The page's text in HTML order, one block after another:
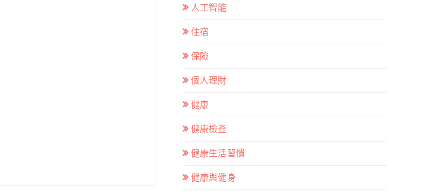
人工智能
住宿
保險
個人理財
健康
健康檢查
健康生活習慣
健康與健身